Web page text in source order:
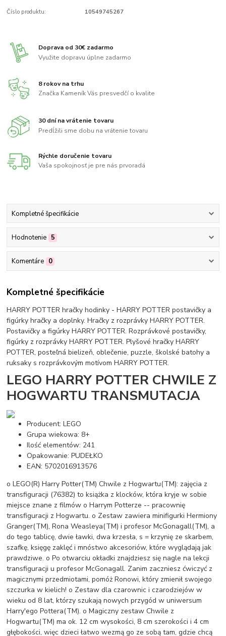
Číslo produktu: 10549745267
Doprava od 30€ zadarmo
Využite dopravu úplne zadarmo
8 rokov na trhu
Značka Kameník Vás presvedčí o kvalite
30 dní na vrátenie tovaru
Predĺžili sme dobu na vrátenie tovaru
Rýchle doručenie tovaru
Vaša spokojnosť je pre nás prvoradá
Kompletné špecifikácie
Hodnotenie 5
Komentáre 0
Kompletné špecifikácie
HARRY POTTER hračky hodinky - HARRY POTTER postavičky a
figúrky hračky a doplnky. Hračky z rozprávky HARRY POTTER.
Postavičky a figúrky HARRY POTTER. Rozprávkové postavičky,
figúrky z rozprávky HARRY POTTER. Plyšové hračky HARRY
POTTER, posteľná bielizeň, oblečenie, puzzle, školské batohy a
ruksaky s rozprávkovým motívom HARRY POTTER.
LEGO HARRY POTTER CHWILE Z
HOGWARTU TRANSMUTACJA
Producent: LEGO
Grupa wiekowa: 8+
Ilość elementów: 241
Opakowanie: PUDEŁKO
EAN: 5702016913576
o LEGO(R) Harry Potter(TM) Chwile z Hogwartu(TM): zajęcia z
transfiguracji (76382) to książka z klocków, która kryje w sobie
miejsce znane z filmów o Harrym Potterze -- pracownię
transfiguracji z Hogwartu. o Zestaw zawiera minifigurki Hermiony
Granger(TM), Rona Weasleya(TM) i profesor McGonagall(TM), a
do tego tablicę, dwie ławki, dwa krzesła, s = krzynię ze skarbem,
szafkę, księgę zaklęć i mnóstwo akcesoriów, które wyglądają jak
prawdziwe. o Po otwarciu okładki znajdziesz się nagle na lekcji
transfiguracji u profesor McGonagall. Zanim zaczniesz ćwiczyć z
magicznymi przedmiotami, pomóż Ronowi, który zmienił swojego
szczurka w kielich! o Zestaw dla czarownic i czarodziejów w
wieku od 8 lat, którzy szukają nowych przygód w uniwersum
Harry'ego Pottera(TM). o Magiczny zestaw Chwile z
Hogwartu(TM) ma ok. 12 cm wysokości, 8 cm szerokości i 4 cm
głębokości, więc dzieci łatwo wezmą go ze sobą tam, gdzie chcą